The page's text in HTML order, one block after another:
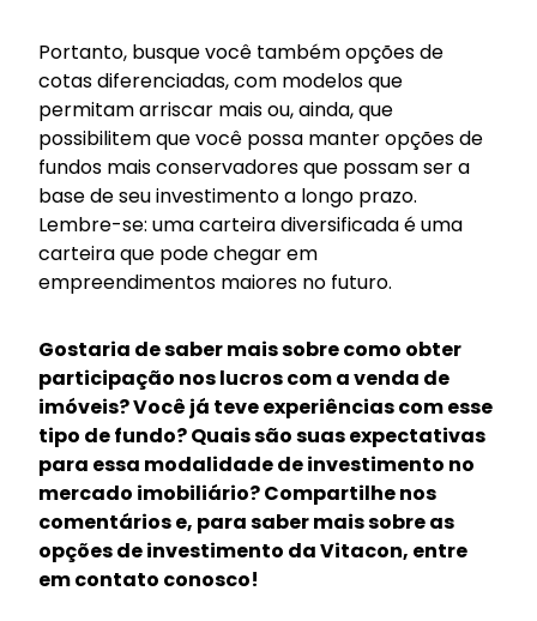
Portanto, busque você também opções de
cotas diferenciadas, com modelos que
permitam arriscar mais ou, ainda, que
possibilitem que você possa manter opções de
fundos mais conservadores que possam ser a
base de seu investimento a longo prazo.
Lembre-se: uma carteira diversificada é uma
carteira que pode chegar em
empreendimentos maiores no futuro.
Gostaria de saber mais sobre como obter
participação nos lucros com a venda de
imóveis? Você já teve experiências com esse
tipo de fundo? Quais são suas expectativas
para essa modalidade de investimento no
mercado imobiliário? Compartilhe nos
comentários e, para saber mais sobre as
opções de investimento da Vitacon, entre
em contato conosco!